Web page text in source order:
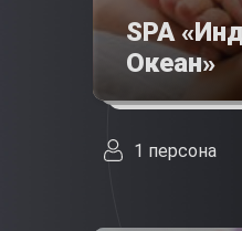
SPA
Океан»
1 персона